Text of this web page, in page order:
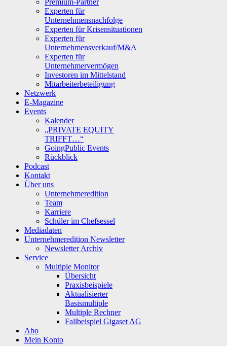
Premium-Partner
Experten für
Unternehmensnachfolge
Experten für Krisensituationen
Experten für
Unternehmensverkauf/M&A
Experten für
Unternehmervermögen
Investoren im Mittelstand
Mitarbeiterbeteiligung
Netzwerk
E-Magazine
Events
Kalender
„PRIVATE EQUITY
TRIFFT…“
GoingPublic Events
Rückblick
Podcast
Kontakt
Über uns
Unternehmeredition
Team
Karriere
Schüler im Chefsessel
Mediadaten
Unternehmeredition Newsletter
Newsletter Archiv
Service
Multiple Monitor
Übersicht
Praxisbeispiele
Aktualisierter
Basismultiple
Multiple Rechner
Fallbeispiel Gigaset AG
Abo
Mein Konto